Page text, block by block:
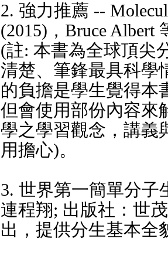
2. 強力推薦 --
(2015)，Bruce
(註: 本書為全球頂尖
清楚、筆鋒最具科學
的負擔是學生覺得本
但會使用部份內容來
學之學習觀念，講義
用擔心)。
3. 世界第一簡單分子
連程翔; 出版社：世
出，提供分生基本全